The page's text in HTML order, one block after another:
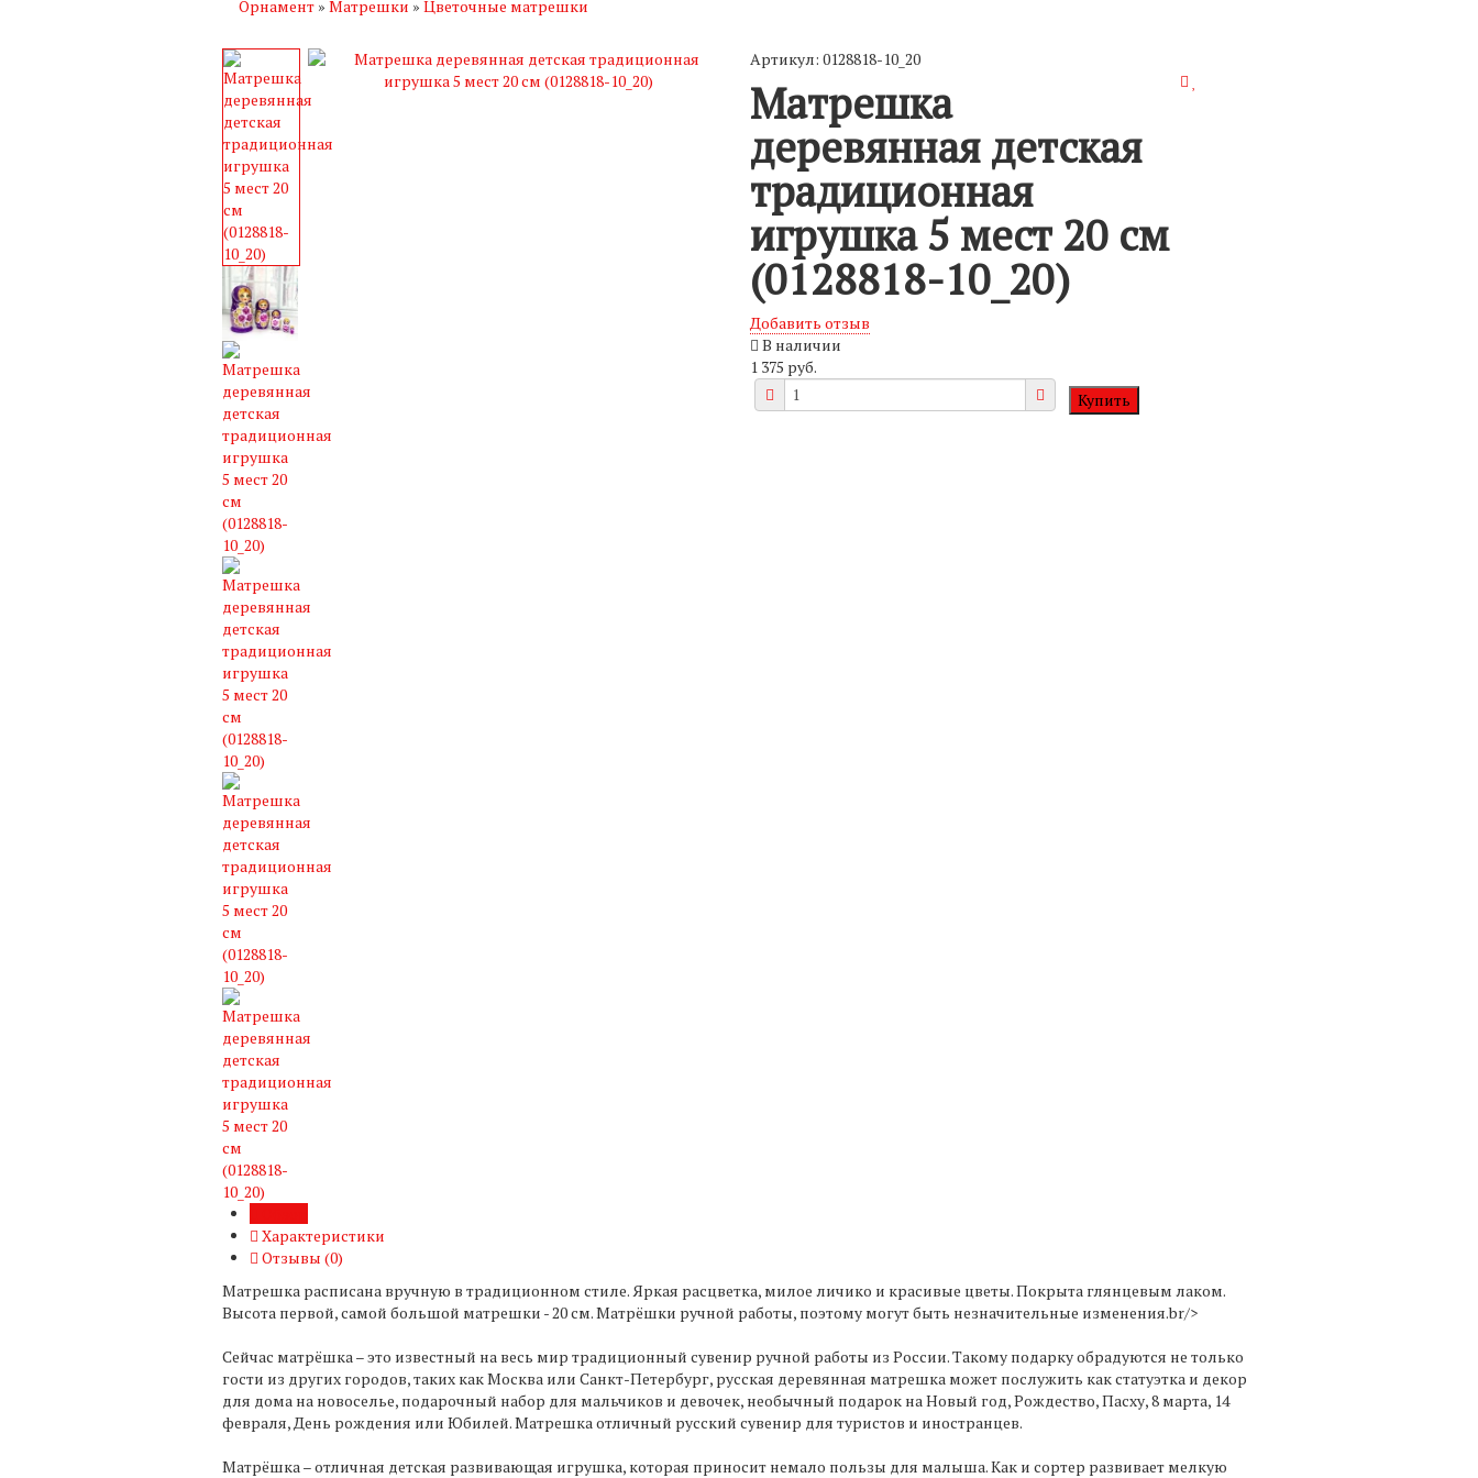
Орнамент » Матрешки » Цветочные матрешки
Артикул: 0128818-10_20
Матрешка
деревянная детская
традиционная
игрушка 5 мест 20 см
(0128818-10_20)
Добавить отзыв
В наличии
1 375 руб.
Характеристики
Отзывы (0)
Матрешка расписана вручную в традиционном стиле. Яркая расцветка, милое личико и красивые цветы. Покрыта глянцевым лаком.
Высота первой, самой большой матрешки - 20 см. Матрёшки ручной работы, поэтому могут быть незначительные изменения.br/>
Сейчас матрёшка – это известный на весь мир традиционный сувенир ручной работы из России. Такому подарку обрадуются не только
гости из других городов, таких как Москва или Санкт-Петербург, русская деревянная матрешка может послужить как статуэтка и декор
для дома на новоселье, подарочный набор для мальчиков и девочек, необычный подарок на Новый год, Рождество, Пасху, 8 марта, 14
февраля, День рождения или Юбилей. Матрешка отличный русский сувенир для туристов и иностранцев.
Матрёшка – отличная детская развивающая игрушка, которая приносит немало пользы для малыша. Как и сортер развивает мелкую